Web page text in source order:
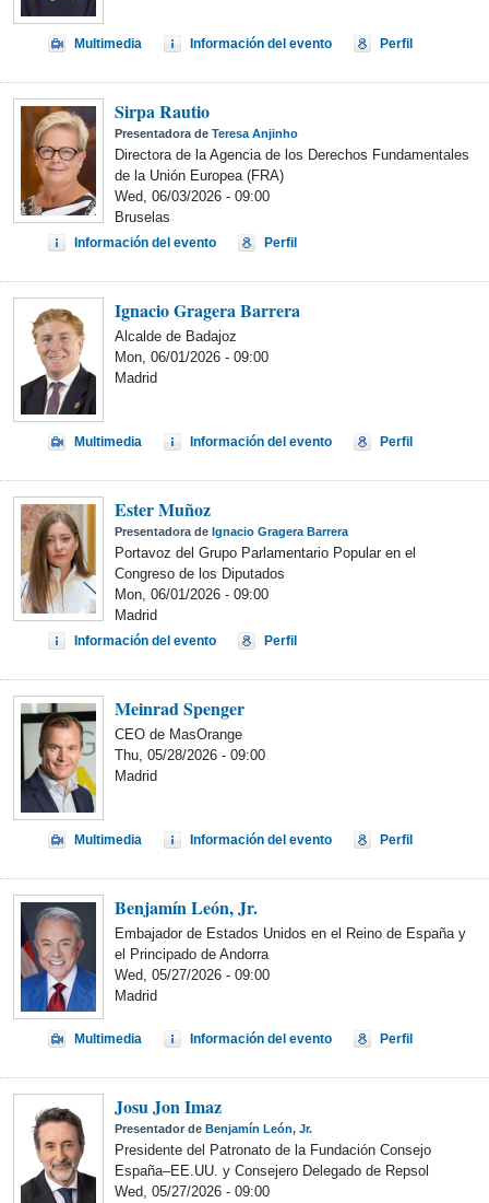
Multimedia Información del evento Perfil
Sirpa Rautio
Presentadora de Teresa Anjinho
Directora de la Agencia de los Derechos Fundamentales
de la Unión Europea (FRA)
Wed, 06/03/2026 - 09:00
Bruselas
Información del evento Perfil
Ignacio Gragera Barrera
Alcalde de Badajoz
Mon, 06/01/2026 - 09:00
Madrid
Multimedia Información del evento Perfil
Ester Muñoz
Presentadora de Ignacio Gragera Barrera
Portavoz del Grupo Parlamentario Popular en el
Congreso de los Diputados
Mon, 06/01/2026 - 09:00
Madrid
Información del evento Perfil
Meinrad Spenger
CEO de MasOrange
Thu, 05/28/2026 - 09:00
Madrid
Multimedia Información del evento Perfil
Benjamín León, Jr.
Embajador de Estados Unidos en el Reino de España y
el Principado de Andorra
Wed, 05/27/2026 - 09:00
Madrid
Multimedia Información del evento Perfil
Josu Jon Imaz
Presentador de Benjamín León, Jr.
Presidente del Patronato de la Fundación Consejo
España–EE.UU. y Consejero Delegado de Repsol
Wed, 05/27/2026 - 09:00